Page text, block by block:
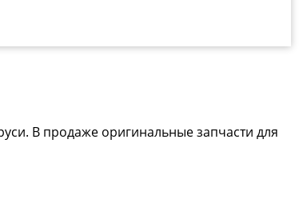
В продаже оригинальные запчасти для